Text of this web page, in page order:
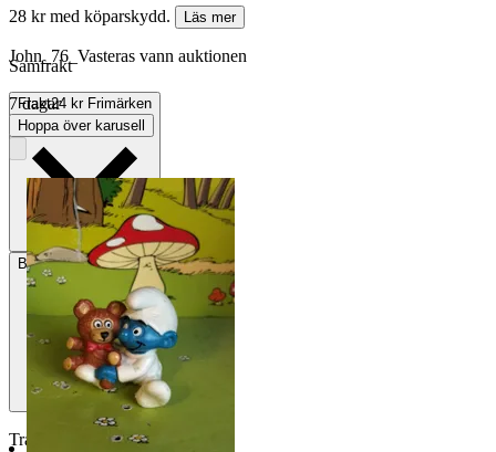
28 kr med köparskydd.
Läs mer
John_76_Vasteras vann auktionen
Frakt24 kr Frimärken
BetalningVia Tradera
Traderas köparskydd
Samfrakt
7 dagar
Hoppa över karusell